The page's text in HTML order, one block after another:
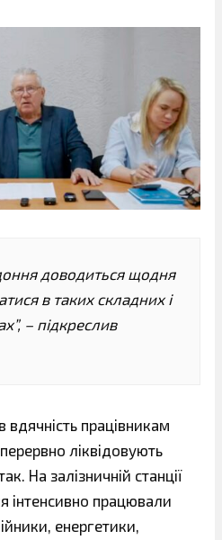
доводиться щодня
в таких складних і
– підкреслив
працівникам
ліквідовують
На залізничній станції
інтенсивно працювали
енергетики,